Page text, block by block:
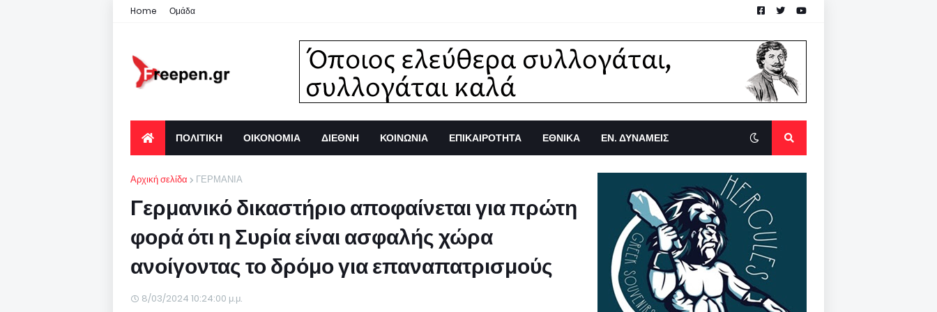
Home Ομάδα
ΠΟΛΙΤΙΚΗ ΟΙΚΟΝΟΜΙΑ ΔΙΕΘΝΗ ΚΟΙΝΩΝΙΑ ΕΠΙΚΑΙΡΟΤΗΤΑ ΕΘΝΙΚΑ ΕΝ. ΔΥΝΑΜΕΙΣ
Αρχική σελίδα ΓΕΡΜΑΝΙΑ
Γερμανικό δικαστήριο αποφαίνεται για πρώτη
φορά ότι η Συρία είναι ασφαλής χώρα
ανοίγοντας το δρόμο για επαναπατρισμούς
8/03/2024 10:24:00 μ.μ.